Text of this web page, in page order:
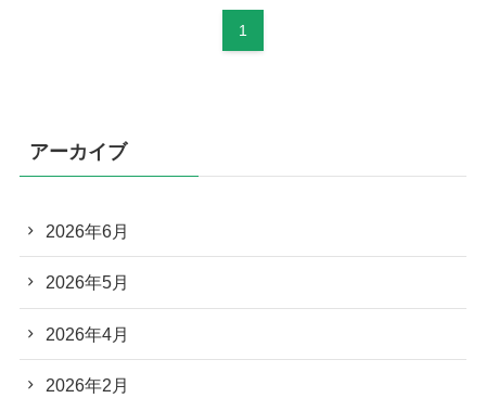
1
アーカイブ
2026年6月
2026年5月
2026年4月
2026年2月